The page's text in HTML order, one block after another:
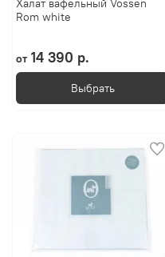
Халат вафельный Vossen
Rom white
от 14 390 р.
Выбрать